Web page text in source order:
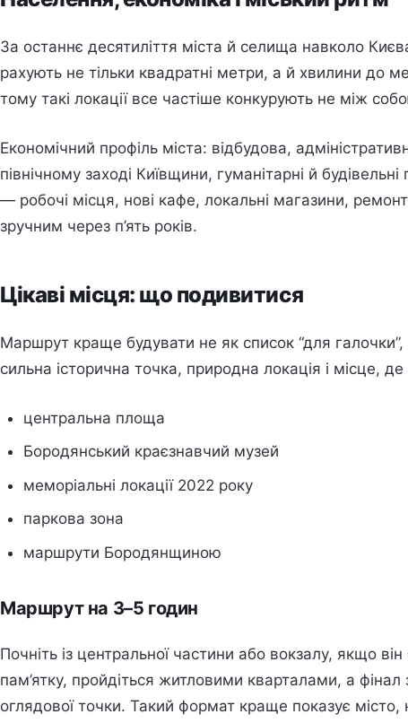
За останнє десятиліття міста й селища навколо
рахують не тільки квадратні метри, а й хвилини до
тому такі локації все частіше конкурують не між
Економічний профіль міста: відбудова,
північному заході Київщини, гуманітарні й
— робочі місця, нові кафе, локальні магазини,
зручним через п’ять років.
Цікаві місця: що подивитися
Маршрут краще будувати не як список “для
сильна історична точка, природна локація і місце,
центральна площа
Бородянський краєзнавчий музей
меморіальні локації 2022 року
паркова зона
маршрути Бородянщиною
Маршрут на 3–5 годин
Почніть із центральної частини або вокзалу, якщо
пам’ятку, пройдіться житловими кварталами, а
оглядової точки. Такий формат краще показує